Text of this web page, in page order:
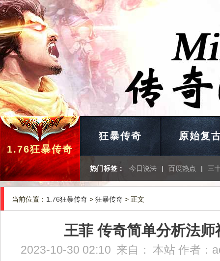
1.76狂暴传奇
狂暴传奇 原始复
热门标签： 今日说法 | 百度热点 | 三
当前位置： 1.76狂暴传奇 > 狂暴传奇 > 正文
王菲 传奇简单分析法师
2023-10-30 02:10 来自： 本站 作者：